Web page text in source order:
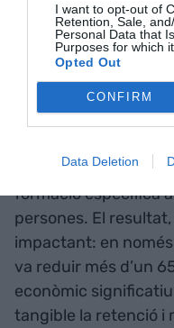
I want to opt-out of
Retention, Sale,
Personal Data that
Purposes for which
Opted Out
CONFIRM
Data Deletion
seva analítica de
que explicaven per
marxaven abans
d’incorporació més
formació específica
persones. El
impactant: en
va reduir més d’un
econòmic
tangible la retenció i